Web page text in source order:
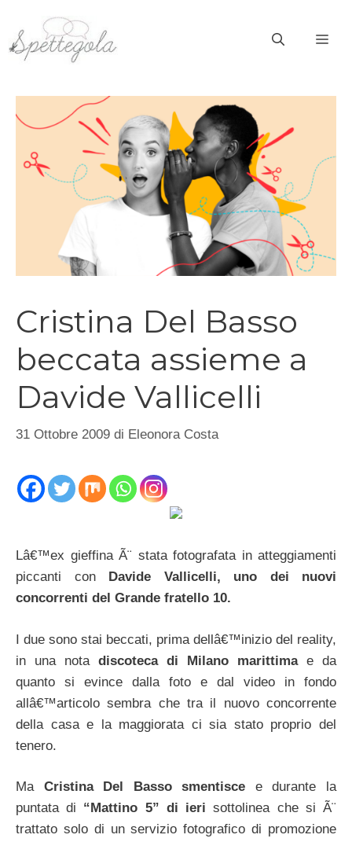
contenuto
Cristina Del Basso
beccata assieme a
Davide Vallicelli
31 Ottobre 2009 di Eleonora Costa
Lâ€™ex gieffina Ã¨ stata fotografata in atteggiamenti
piccanti con
Davide Vallicelli, uno dei nuovi
concorrenti del Grande fratello 10.
I due sono stai beccati, prima dellâ€™inizio del reality,
in una nota discoteca di Milano marittima e da
quanto si evince dalla foto e dal video in fondo
allâ€™articolo sembra che tra il nuovo concorrente
della casa e la maggiorata ci sia stato proprio del
tenero.
Ma Cristina Del Basso smentisce e durante la
puntata di “Mattino 5” di ierisottolinea che si Ã¨
trattato solo di un servizio fotografico di promozione